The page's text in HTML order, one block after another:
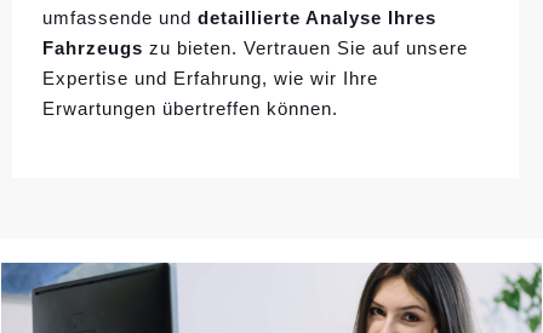
umfassende und detaillierte Analyse Ihres
Fahrzeugs zu bieten. Vertrauen Sie auf unsere
Expertise und Erfahrung, wie wir Ihre
Erwartungen übertreffen können.